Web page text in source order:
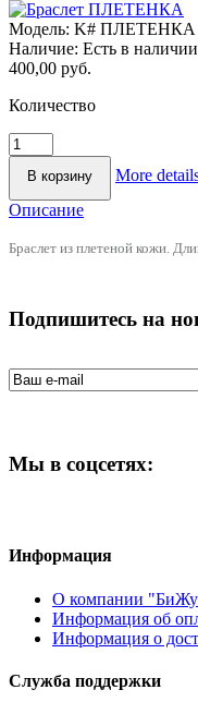
Модель: K# ПЛЕТЕНКА
Наличие: Есть в наличии
400,00 руб.
Количество
More
Описание
Браслет из плетеной кожи.
Подпишитесь на
Мы в соцсетях:
Информация
О компании
Информация об
Информация о
Служба поддержки